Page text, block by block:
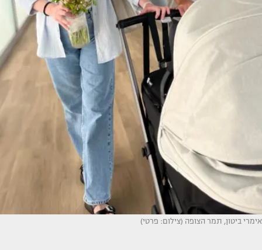
אימרי ביטון, תמר הצופה (צילום: פרטי)